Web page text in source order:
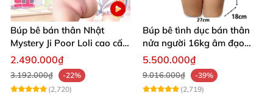
Búp bê bán thân Nhật
Mystery Ji Poor Loli cao cấp
6kg
2.490.000₫
3.192.000₫
-22%
(2,720)
Búp bê tình dục bán thân
nửa người 16kg âm đạo
silicon khít hồng có khung
5.500.000₫
9.016.000₫
-39%
(2,719)